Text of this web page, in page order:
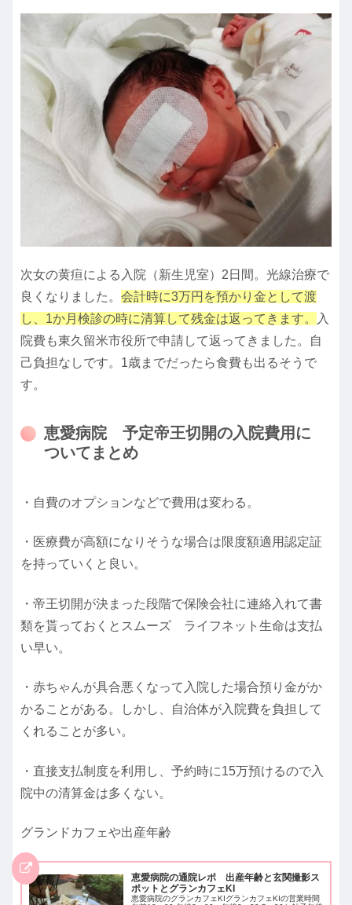
次女の黄疸による入院（新生児室）2日間。光線治療で
良くなりました。 会計時に3万円を預かり金として渡
し、1か月検診の時に清算して残金は返ってきます。
入
院費も東久留米市役所で申請して返ってきました。自
己負担なしです。1歳までだったら食費も出るそうで
す。
恵愛病院 予定帝王切開の入院費用に
ついてまとめ
・自費のオプションなどで費用は変わる。
・医療費が高額になりそうな場合は限度額適用認定証
を持っていくと良い。
・帝王切開が決まった段階で保険会社に連絡入れて書
類を貰っておくとスムーズ ライフネット生命は支払
い早い。
・赤ちゃんが具合悪くなって入院した場合預り金がか
かることがある。しかし、自治体が入院費を負担して
くれることが多い。
・直接支払制度を利用し、予約時に15万預けるので入
院中の清算金は多くない。
グランドカフェや出産年齢
恵愛病院の通院レポ 出産年齢と玄関撮影ス
ポットとグランカフェKI
恵愛病院のグランカフェKIグランカフェKIの営業時間